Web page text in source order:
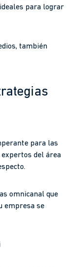
para lograr
también
para las
del área
omnicanal que
empresa se